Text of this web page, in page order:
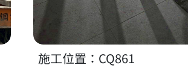
施工位置：CQ861